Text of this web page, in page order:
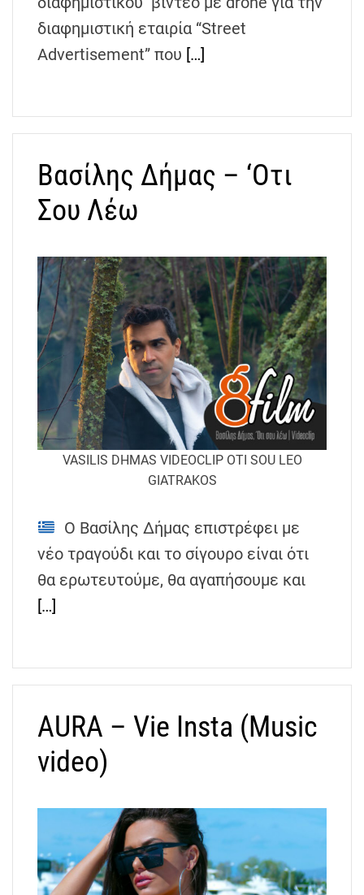
διαφημιστική εταιρία “Street
Advertisement” που […]
Βασίλης Δήμας – ‘Οτι
Σου Λέω
VASILIS DHMAS VIDEOCLIP OTI SOU LEO
GIATRAKOS
Ο Βασίλης Δήμας επιστρέφει με
νέο τραγούδι και το σίγουρο είναι ότι
θα ερωτευτούμε, θα αγαπήσουμε και
[…]
AURA – Vie Insta (Music
video)